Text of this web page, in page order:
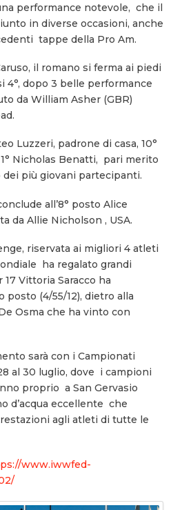
performance notevole, che il
in diverse occasioni, anche
tappe della Pro Am.
il romano si ferma ai piedi
4°, dopo 3 belle performance
da William Asher (GBR)
Luzzeri, padrone di casa, 10°
Nicholas Benatti, pari merito
più giovani partecipanti.
all’8° posto Alice
da Allie Nicholson , USA.
riservata ai migliori 4 atleti
ha regalato grandi
Vittoria Saracco ha
(4/55/12), dietro alla
Osma che ha vinto con
sarà con i Campionati
al 30 luglio, dove i campioni
proprio a San Gervasio
d’acqua eccellente che
agli atleti di tutte le
www.iwwfed-